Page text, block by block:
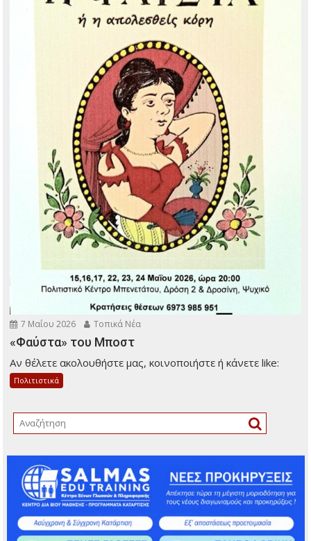
7 Μαΐου 2026 Τοπικά Νέα
«Φαύστα» του Μποστ
Αν θέλετε ακολουθήστε μας, κοινοποιήστε ή κάνετε like:
Πολιτιστικά